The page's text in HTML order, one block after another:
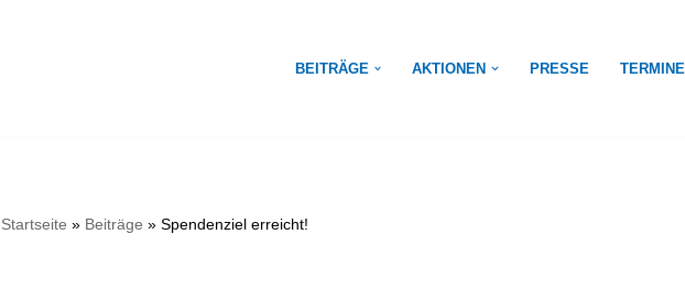
BEITRÄGE AKTIONEN PRESSE TERMINE
Startseite » Beiträge » Spendenziel erreicht!